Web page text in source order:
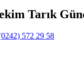
Tarık
572 29 58